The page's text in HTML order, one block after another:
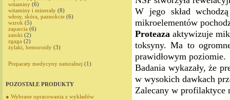
witaminy (6)
witaminy i minerały (8)
włosy, skóra, paznokcie (6)
wzrok (5)
zaparcia (6)
zatoki (2)
zgaga (2)
żylaki, hemoroidy (3)
Preparaty medycyny naturalnej (1)
POZOSTAŁE PRODUKTY
● Wybrane opracowania z wykładów
W jego skład
mikroelementów
Proteaza aktywizuje
toksyny. Ma to
prawidłowym poziomie.
Badania wykazały, że
w wysokich dawkach
Zalecany w profilaktyce